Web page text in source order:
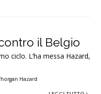
il Belgio
ciclo. L’ha messa Hazard,
Hazard